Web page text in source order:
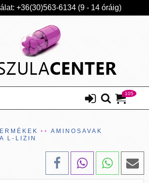
+36(30)563-6134 (9 - 14 óráig)
105
AMINOSAVAK
L-LIZIN